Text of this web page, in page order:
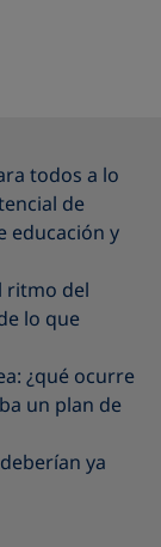
todos a lo
de
educación y
ritmo del
lo que
¿qué ocurre
un plan de
ya